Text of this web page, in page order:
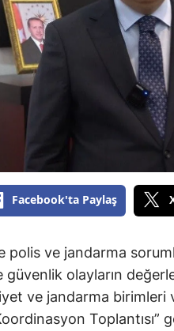
Facebook'ta Paylaş
polis ve jandarma
olayların
ve jandarma birimleri